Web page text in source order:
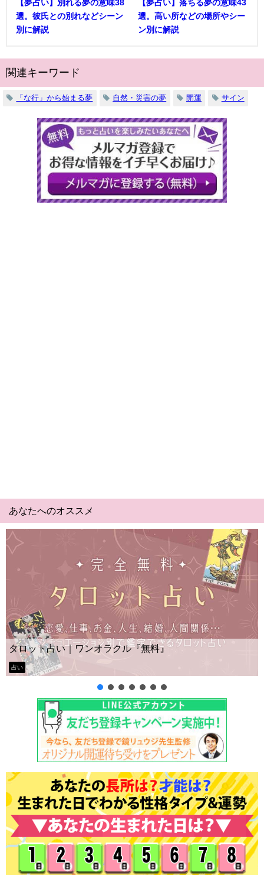
【夢占い】別れる夢の意味38
選。彼氏との別れなどシーン
別に解説
【夢占い】落ちる夢の意味43
選。高い所などの場所やシー
ン別に解説
関連キーワード
「な行」から始まる夢 自然・災害の夢 開運 サイン
あなたへのオススメ
Yes No占い｜無料タロット◆私の質問の答えはイエ
ー？
タロット占い